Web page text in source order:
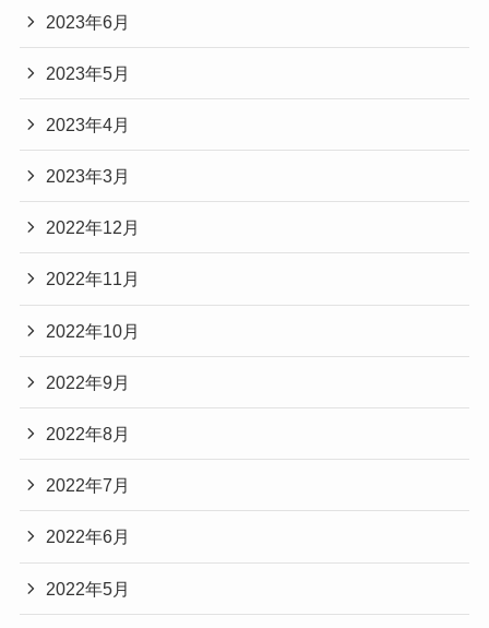
2023年6月
2023年5月
2023年4月
2023年3月
2022年12月
2022年11月
2022年10月
2022年9月
2022年8月
2022年7月
2022年6月
2022年5月